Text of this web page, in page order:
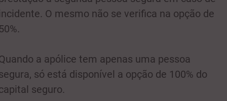
O mesmo não se verifica na opção de
a apólice tem apenas uma pessoa
só está disponível a opção de 100% do
seguro.